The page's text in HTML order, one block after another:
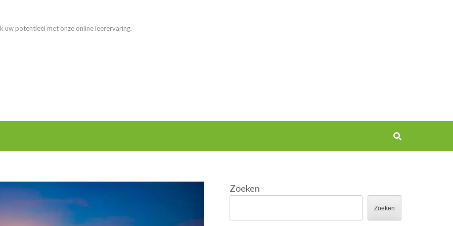
uw potentieel met onze online leerervaring.
Zoeken
Zoeken